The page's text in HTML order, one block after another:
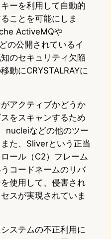
ーを利用して自動的
ことを可能にしま
ActiveMQや
の公開されているイ
のセキュリティ欠陥
動にCRYSTALRAYに
アクティブかどうか
をスキャンするため
nucleiなどの他のツー
た、Sliverという正当
ール（C2）フレーム
コードネームのリバ
使用して、侵害され
スが実現されていま
ステムの不正利用に